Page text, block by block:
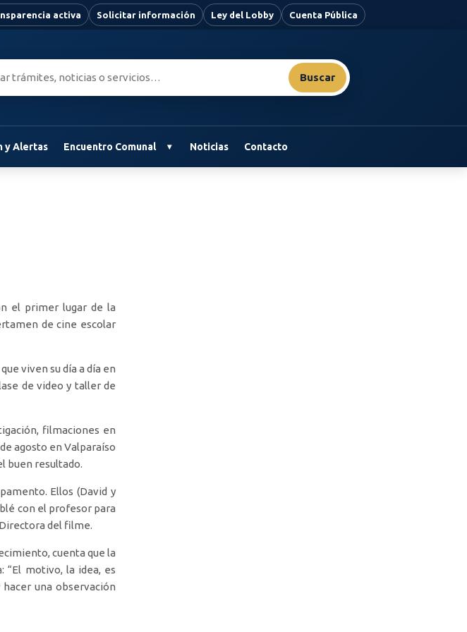
activa Solicitar información Ley del Lobby Cuenta Pública
Buscar
y Alertas Encuentro Comunal Noticias Contacto
el primer lugar de la
de cine escolar
viven su día a día en
de video y taller de
filmaciones en
agosto en Valparaíso
buen resultado.
Ellos (David y
con el profesor para
del filme.
cuenta que la
motivo, la idea, es
una observación